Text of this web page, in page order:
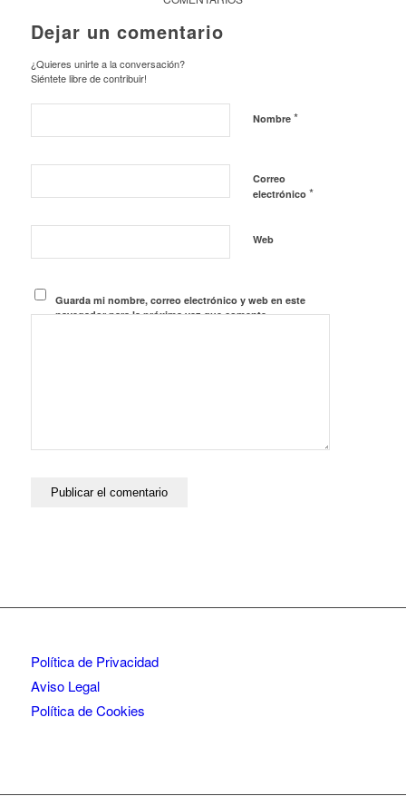
Dejar un comentario
¿Quieres unirte a la conversación?
Siéntete libre de contribuir!
Nombre *
Correo
electrónico *
Web
Guarda mi nombre, correo electrónico y web en este
navegador para la próxima vez que comente.
Política de Privacidad
Aviso Legal
Política de Cookies